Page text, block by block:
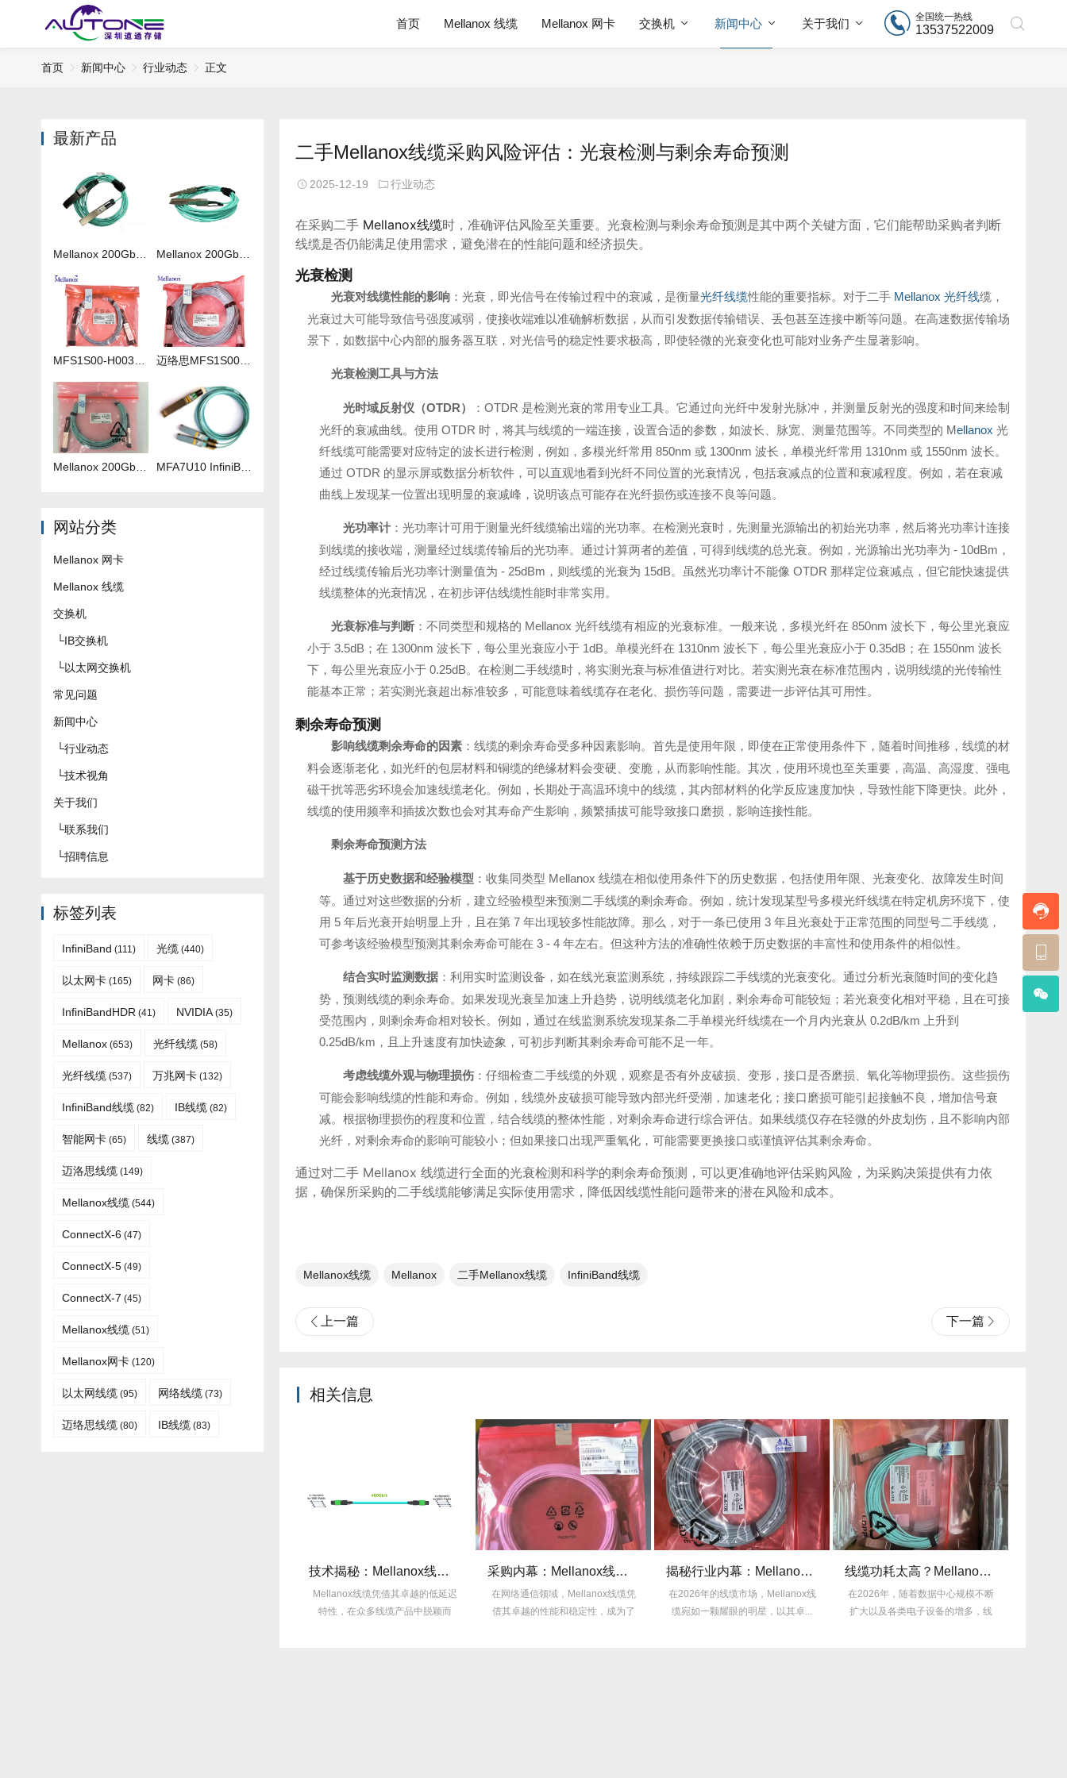
首页 Mellanox 线缆 Mellanox 网卡 交换机 新闻中心 关于我们
全国统一热线
13537522009
首页 新闻中心 行业动态 正文
二手Mellanox线缆采购风险评估：光衰检测与剩余寿命预测
2025-12-19 行业动态
在采购二手 Mellanox线缆时，准确评估风险至关重要。光衰检测与剩余寿命预测是其中两个关键方面，它们能帮助采购者判断
线缆是否仍能满足使用需求，避免潜在的性能问题和经济损失。
光衰检测
光衰对线缆性能的影响 ：光衰，即光信号在传输过程中的衰减，是衡量光纤线缆性能的重要指标。对于二手 Mellanox 光纤线缆，
光衰过大可能导致信号强度减弱，使接收端难以准确解析数据，从而引发数据传输错误、丢包甚至连接中断等问题。在高速数据传输场
景下，如数据中心内部的服务器互联，对光信号的稳定性要求极高，即使轻微的光衰变化也可能对业务产生显著影响。
光衰检测工具与方法
光时域反射仪（OTDR）
：OTDR 是检测光衰的常用专业工具。它通过向光纤中发射光脉冲，并测量反射光的强度和时间来绘制
光纤的衰减曲线。使用 OTDR 时，将其与线缆的一端连接，设置合适的参数，如波长、脉宽、测量范围等。不同类型的 Mellanox 光
纤线缆可能需要对应特定的波长进行检测，例如，多模光纤常用 850nm 或 1300nm 波长，单模光纤常用 1310nm 或 1550nm 波长。
通过 OTDR 的显示屏或数据分析软件，可以直观地看到光纤不同位置的光衰情况，包括衰减点的位置和衰减程度。例如，若在衰减
曲线上发现某一位置出现明显的衰减峰，说明该点可能存在光纤损伤或连接不良等问题。
光功率计 ：光功率计可用于测量光纤线缆输出端的光功率。在检测光衰时，先测量光源输出的初始光功率，然后将光功率计连接
到线缆的接收端，测量经过线缆传输后的光功率。通过计算两者的差值，可得到线缆的总光衰。例如，光源输出光功率为 - 10dBm，
经过线缆传输后光功率计测量值为 - 25dBm，则线缆的光衰为 15dB。虽然光功率计不能像 OTDR 那样定位衰减点，但它能快速提供
线缆整体的光衰情况，在初步评估线缆性能时非常实用。
光衰标准与判断 ：不同类型和规格的 Mellanox 光纤线缆有相应的光衰标准。一般来说，多模光纤在 850nm 波长下，每公里光衰应
小于 3.5dB；在 1300nm 波长下，每公里光衰应小于 1dB。单模光纤在 1310nm 波长下，每公里光衰应小于 0.35dB；在 1550nm 波长
下，每公里光衰应小于 0.25dB。在检测二手线缆时，将实测光衰与标准值进行对比。若实测光衰在标准范围内，说明线缆的光传输性
能基本正常；若实测光衰超出标准较多，可能意味着线缆存在老化、损伤等问题，需要进一步评估其可用性。
剩余寿命预测
影响线缆剩余寿命的因素 ：线缆的剩余寿命受多种因素影响。首先是使用年限，即使在正常使用条件下，随着时间推移，线缆的材
料会逐渐老化，如光纤的包层材料和铜缆的绝缘材料会变硬、变脆，从而影响性能。其次，使用环境也至关重要，高温、高湿度、强电
磁干扰等恶劣环境会加速线缆老化。例如，长期处于高温环境中的线缆，其内部材料的化学反应速度加快，导致性能下降更快。此外，
线缆的使用频率和插拔次数也会对其寿命产生影响，频繁插拔可能导致接口磨损，影响连接性能。
剩余寿命预测方法
基于历史数据和经验模型 ：收集同类型 Mellanox 线缆在相似使用条件下的历史数据，包括使用年限、光衰变化、故障发生时间
等。通过对这些数据的分析，建立经验模型来预测二手线缆的剩余寿命。例如，统计发现某型号多模光纤线缆在特定机房环境下，使
用 5 年后光衰开始明显上升，且在第 7 年出现较多性能故障。那么，对于一条已使用 3 年且光衰处于正常范围的同型号二手线缆，
可参考该经验模型预测其剩余寿命可能在 3 - 4 年左右。但这种方法的准确性依赖于历史数据的丰富性和使用条件的相似性。
结合实时监测数据 ：利用实时监测设备，如在线光衰监测系统，持续跟踪二手线缆的光衰变化。通过分析光衰随时间的变化趋
势，预测线缆的剩余寿命。如果发现光衰呈加速上升趋势，说明线缆老化加剧，剩余寿命可能较短；若光衰变化相对平稳，且在可接
受范围内，则剩余寿命相对较长。例如，通过在线监测系统发现某条二手单模光纤线缆在一个月内光衰从 0.2dB/km 上升到
0.25dB/km，且上升速度有加快迹象，可初步判断其剩余寿命可能不足一年。
考虑线缆外观与物理损伤 ：仔细检查二手线缆的外观，观察是否有外皮破损、变形，接口是否磨损、氧化等物理损伤。这些损伤
可能会影响线缆的性能和寿命。例如，线缆外皮破损可能导致内部光纤受潮，加速老化；接口磨损可能引起接触不良，增加信号衰
减。根据物理损伤的程度和位置，结合线缆的整体性能，对剩余寿命进行综合评估。如果线缆仅存在轻微的外皮划伤，且不影响内部
光纤，对剩余寿命的影响可能较小；但如果接口出现严重氧化，可能需要更换接口或谨慎评估其剩余寿命。
通过对二手 Mellanox 线缆进行全面的光衰检测和科学的剩余寿命预测，可以更准确地评估采购风险，为采购决策提供有力依
据，确保所采购的二手线缆能够满足实际使用需求，降低因线缆性能问题带来的潜在风险和成本。
Mellanox线缆 Mellanox 二手Mellanox线缆 InfiniBand线缆
上一篇 下一篇
相关信息
技术揭秘：Mellanox线缆低延迟背后的“信号优化”黑科技！
Mellanox线缆凭借其卓越的低延迟
特性，在众多线缆产品中脱颖而
采购内幕：Mellanox线缆验真3步走，假货休想蒙混过关！
在网络通信领域，Mellanox线缆凭
借其卓越的性能和稳定性，成为了
揭秘行业内幕：Mellanox线缆为何比同类产品耐用3倍？
在2026年的线缆市场，Mellanox线
缆宛如一颗耀眼的明星，以其卓...
线缆功耗太高？Mellanox线缆低功耗方案能省多少电费？
在2026年，随着数据中心规模不断
扩大以及各类电子设备的增多，线
许多企业仍在饱受旧线缆频
的困扰，平均每月故障达3次
最新产品
网站分类
Mellanox 网卡
Mellanox 线缆
交换机
└IB交换机
└以太网交换机
常见问题
新闻中心
└行业动态
└技术视角
关于我们
└联系我们
└招聘信息
标签列表
InfiniBand (111) 光缆 (440)
以太网卡 (165) 网卡 (86)
InfiniBandHDR (41) NVIDIA(35)
Mellanox (653) 光纤线缆 (58)
光纤线缆​ (537) 万兆网卡 (132)
InfiniBand线缆 (82) IB线缆 (82)
智能网卡 (65) 线缆 (387)
迈洛思线缆 (149)
Mellanox线缆 (544)
ConnectX-6 (47)
ConnectX-5 (49)
ConnectX-7 (45)
Mellanox线缆​ (51)
Mellanox网卡 (120)
以太网线缆 (95) 网络线缆 (73)
迈络思线缆 (80) IB线缆​ (83)